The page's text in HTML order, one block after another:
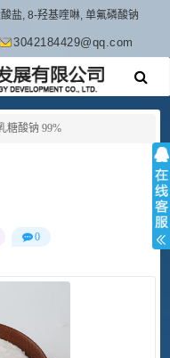
盐, 8-羟基喹啉, 单氟磷酸钠
3042184429@qq.com
糖酸钠 99%
0